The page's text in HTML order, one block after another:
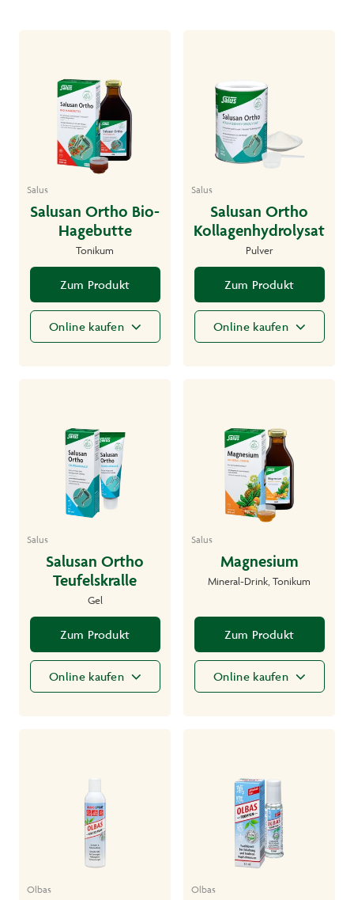
Salus
Salusan Ortho Bio-
Hagebutte
Tonikum
Zum Produkt
Online kaufen
Salus
Salusan Ortho
Kollagenhydrolysat
Pulver
Zum Produkt
Online kaufen
Salus
Salusan Ortho
Teufelskralle
Gel
Zum Produkt
Online kaufen
Salus
Magnesium
Mineral-Drink, Tonikum
Zum Produkt
Online kaufen
Olbas Olbas